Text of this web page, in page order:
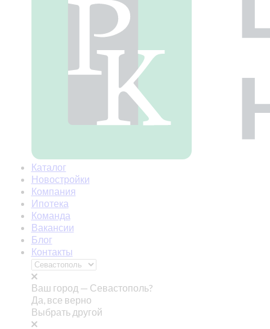
Каталог
Новостройки
Компания
Ипотека
Команда
Вакансии
Блог
Контакты
Ваш город — Севастополь?
Да, все верно
Выбрать другой